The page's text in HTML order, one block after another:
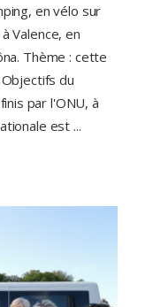
en vélo sur
Valence, en
Thème : cette
du
par l'ONU, à
est